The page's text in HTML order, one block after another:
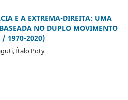
E A EXTREMA-DIREITA: UMA
NO DUPLO MOVIMENTO
/ 1970-2020)
Ítalo Poty